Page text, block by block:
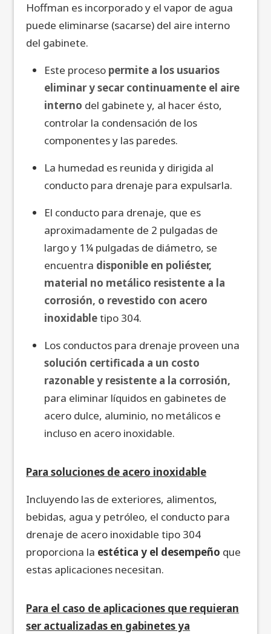
Hoffman es incorporado y el vapor de agua
puede eliminarse (sacarse) del aire interno
del gabinete.
Este proceso permite a los usuarios
eliminar y secar continuamente el aire
interno del gabinete y, al hacer ésto,
controlar la condensación de los
componentes y las paredes.
La humedad es reunida y dirigida al
conducto para drenaje para expulsarla.
El conducto para drenaje, que es
aproximadamente de 2 pulgadas de
largo y 1¼ pulgadas de diámetro, se
encuentra disponible en poliéster,
material no metálico resistente a la
corrosión, o revestido con acero
inoxidabletipo 304.
Los conductos para drenaje proveen una
solución certificada a un costo
razonable y resistente a la corrosión,
para eliminar líquidos en gabinetes de
acero dulce, aluminio, no metálicos e
incluso en acero inoxidable.
Para soluciones de acero inoxidable
Incluyendo las de exteriores, alimentos,
bebidas, agua y petróleo, el conducto para
drenaje de acero inoxidable tipo 304
proporciona la estética y el desempeño que
estas aplicaciones necesitan.
Para el caso de aplicaciones que requieran
ser actualizadas en gabinetes ya